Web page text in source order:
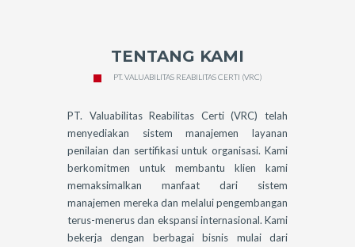
TENTANG KAMI
PT. VALUABILITAS REABILITAS CERTI (VRC)
PT. Valuabilitas Reabilitas Certi (VRC) telah
menyediakan sistem manajemen layanan
penilaian dan sertifikasi untuk organisasi. Kami
berkomitmen untuk membantu klien kami
memaksimalkan manfaat dari sistem
manajemen mereka dan melalui pengembangan
terus-menerus dan ekspansi internasional. Kami
bekerja dengan berbagai bisnis mulai dari